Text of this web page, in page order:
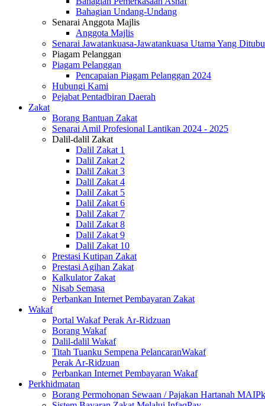
Bahagian Undang-Undang
Senarai Anggota Majlis
Anggota Majlis
Senarai Jawatankuasa-Jawatankuasa Utama Yang
Piagam Pelanggan
Piagam Pelanggan
Pencapaian Piagam Pelanggan 2024
Hubungi Kami
Pejabat Pentadbiran Daerah
Zakat
Borang Bantuan Zakat
Senarai Amil Profesional Lantikan 2024 - 2025
Dalil-dalil Zakat
Dalil Zakat 1
Dalil Zakat 2
Dalil Zakat 3
Dalil Zakat 4
Dalil Zakat 5
Dalil Zakat 6
Dalil Zakat 7
Dalil Zakat 8
Dalil Zakat 9
Dalil Zakat 10
Prestasi Kutipan Zakat
Prestasi Agihan Zakat
Kalkulator Zakat
Nisab Semasa
Perbankan Internet Pembayaran Zakat
Wakaf
Portal Wakaf Perak Ar-Ridzuan
Borang Wakaf
Dalil-dalil Wakaf
Titah Tuanku Sempena PelancaranWakaf
Perak Ar-Ridzuan
Perbankan Internet Pembayaran Wakaf
Perkhidmatan
Borang Permohonan Sewaan / Pajakan Hartanah MAIPk